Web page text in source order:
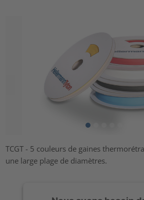
TCGT - 5 couleurs de gaines
une large plage de diamètres.